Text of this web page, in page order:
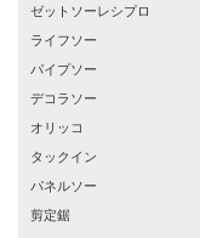
ゼットソーレシプロ
ライフソー
パイプソー
デコラソー
オリッコ
タックイン
パネルソー
剪定鋸